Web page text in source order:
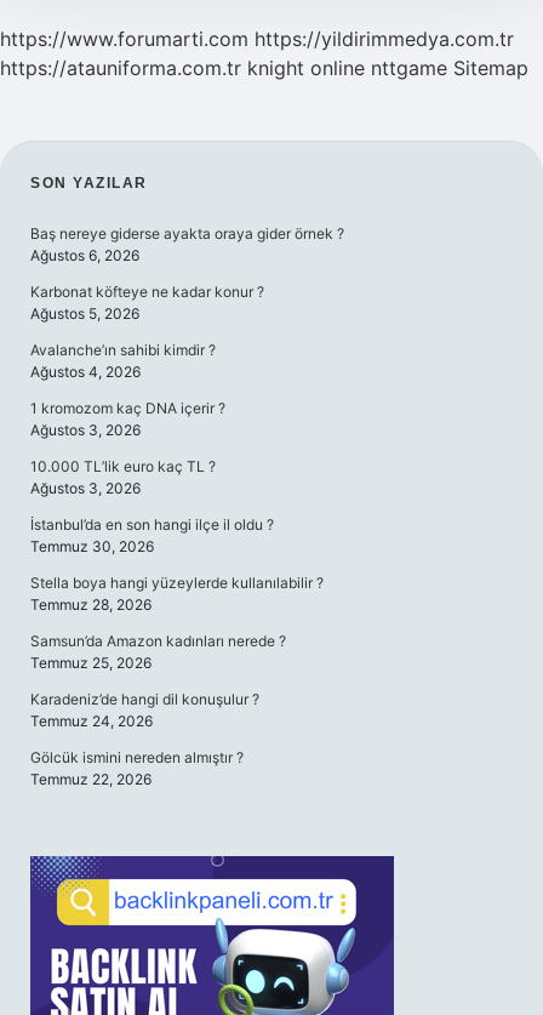
https://www.forumarti.com https://yildirimmedya.com.tr
https://atauniforma.com.tr knight online nttgame Sitemap
SIDEBAR
SON YAZILAR
Baş nereye giderse ayakta oraya gider örnek ?
Ağustos 6, 2026
Karbonat köfteye ne kadar konur ?
Ağustos 5, 2026
Avalanche’ın sahibi kimdir ?
Ağustos 4, 2026
1 kromozom kaç DNA içerir ?
Ağustos 3, 2026
10.000 TL’lik euro kaç TL ?
Ağustos 3, 2026
İstanbul’da en son hangi ilçe il oldu ?
Temmuz 30, 2026
Stella boya hangi yüzeylerde kullanılabilir ?
Temmuz 28, 2026
Samsun’da Amazon kadınları nerede ?
Temmuz 25, 2026
Karadeniz’de hangi dil konuşulur ?
Temmuz 24, 2026
Gölcük ismini nereden almıştır ?
Temmuz 22, 2026